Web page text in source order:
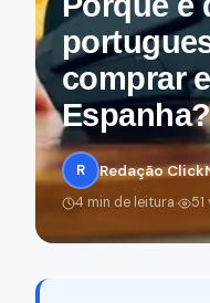
comprar
Espanha?
R Redação
4 min de leitura·